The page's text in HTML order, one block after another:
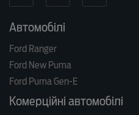
Автомобілі
Ford Ranger
Ford New Puma
Ford Puma Gen-E
Комерційні автомобілі